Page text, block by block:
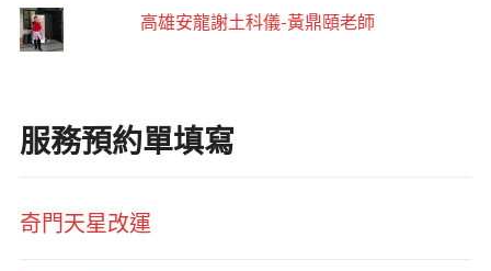
高雄安龍謝土科儀-黃鼎頤老師
服務預約單填寫
奇門天星改運